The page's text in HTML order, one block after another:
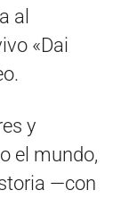
al
«Dai
y
el mundo,
—con